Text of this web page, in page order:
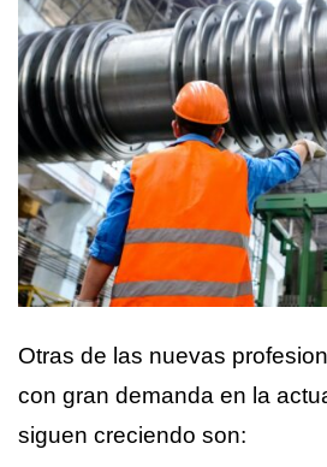
Otras de las nuevas
con gran demanda en la
siguen creciendo son: